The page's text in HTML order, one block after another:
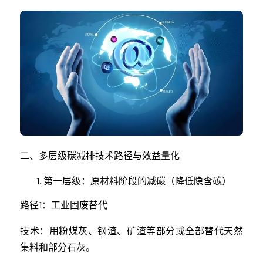
二、多层级碳减排技术路径与效益量化
第一层级：原材料阶段的减碳（降低隐含碳）
路径1：工业固废替代
技术：用粉煤灰、钢渣、矿渣等部分或全部替代天然
集料和部分石灰。